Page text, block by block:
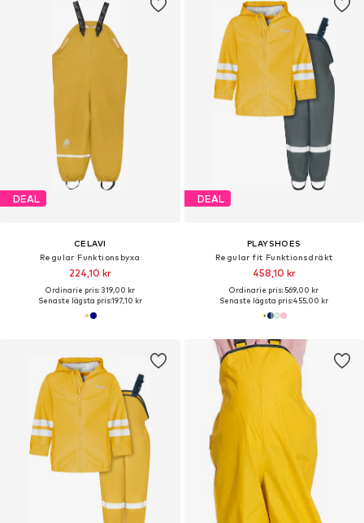
DEAL
CELAVI
Regular Funktionsbyxa
224,10 kr
Ordinarie pris: 319,00 kr
Senaste lägsta pris:197,10 kr
DEAL
PLAYSHOES
Regular fit Funktionsdräkt
458,10 kr
Ordinarie pris: 569,00 kr
Senaste lägsta pris:455,00 kr